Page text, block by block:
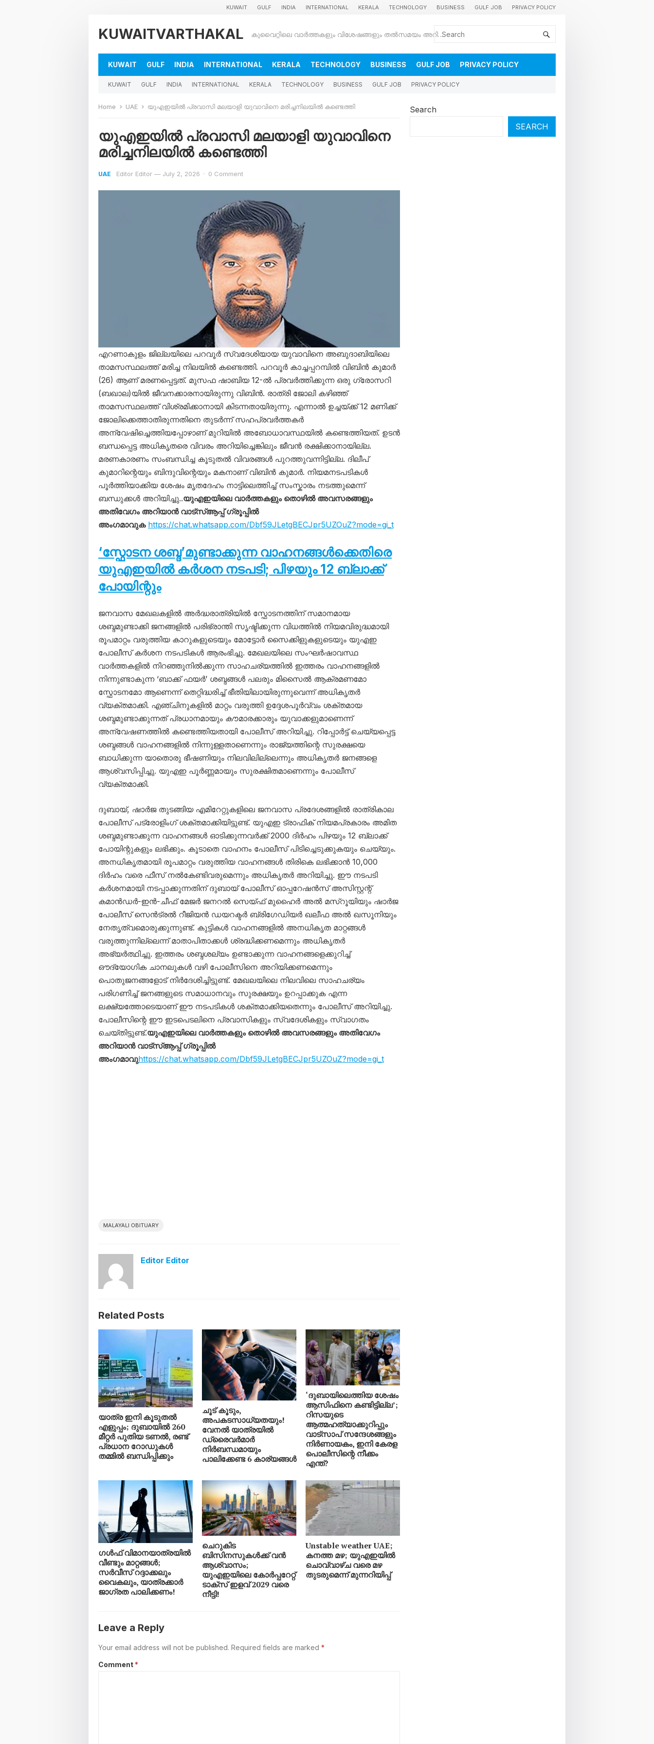
KUWAIT GULF INDIA INTERNATIONAL KERALA TECHNOLOGY BUSINESS GULF JOB PRIVACY POLICY
KUWAITVARTHAKAL കുവൈറ്റിലെ വാർത്തകളും വിശേഷങ്ങളും തൽസമയം അറിയാൻ
KUWAIT GULF INDIA INTERNATIONAL KERALA TECHNOLOGY BUSINESS GULF JOB PRIVACY POLICY
KUWAIT GULF INDIA INTERNATIONAL KERALA TECHNOLOGY BUSINESS GULF JOB PRIVACY POLICY
Home UAE യുഎഇയിൽ പ്രവാസി മലയാളി യുവാവിനെ മരിച്ചനിലയിൽ കണ്ടെത്തി
യുഎഇയിൽ പ്രവാസി മലയാളി യുവാവിനെ
മരിച്ചനിലയിൽ കണ്ടെത്തി
UAE Editor Editor — July 2, 2026 · 0 Comment
എറണാകുളം ജില്ലയിലെ പറവൂർ സ്വദേശിയായ യുവാവിനെ അബുദാബിയിലെ
താമസസ്ഥലത്ത് മരിച്ച നിലയിൽ കണ്ടെത്തി. പറവൂർ കാച്ചപ്പറമ്പിൽ വിബിൻ കുമാർ
(26) ആണ് മരണപ്പെട്ടത്. മുസഫ ഷാബിയ 12-ൽ പ്രവർത്തിക്കുന്ന ഒരു ഗ്രോസറി
(ബഖാല)യിൽ ജീവനക്കാരനായിരുന്നു വിബിൻ. രാത്രി ജോലി കഴിഞ്ഞ്
താമസസ്ഥലത്ത് വിശ്രമിക്കാനായി കിടന്നതായിരുന്നു. എന്നാൽ ഉച്ചയ്ക്ക് 12 മണിക്ക്
ജോലിക്കെത്താതിരുന്നതിനെ തുടർന്ന് സഹപ്രവർത്തകർ
അന്വേഷിച്ചെത്തിയപ്പോഴാണ് മുറിയിൽ അബോധാവസ്ഥയിൽ കണ്ടെത്തിയത്. ഉടൻ
ബന്ധപ്പെട്ട അധികൃതരെ വിവരം അറിയിച്ചെങ്കിലും ജീവൻ രക്ഷിക്കാനായില്ല.
മരണകാരണം സംബന്ധിച്ച കൂടുതൽ വിവരങ്ങൾ പുറത്തുവന്നിട്ടില്ല. ദിലീപ്
കുമാറിന്റെയും ബിന്ദുവിന്റെയും മകനാണ് വിബിൻ കുമാർ. നിയമനടപടികൾ
പൂർത്തിയാക്കിയ ശേഷം മൃതദേഹം നാട്ടിലെത്തിച്ച് സംസ്കാരം നടത്തുമെന്ന്
ബന്ധുക്കൾ അറിയിച്ചു..യുഎഇയിലെ വാർത്തകളും തൊഴിൽ അവസരങ്ങളും
അതിവേഗം അറിയാൻ വാട്സ്ആപ്പ് ഗ്രൂപ്പിൽ
അംഗമാവുക https://chat.whatsapp.com/Dbf59JLetgBECJpr5UZOuZ?mode=gi_t
‘സ്ഫോടന ശബ്ദ’മുണ്ടാക്കുന്ന വാഹനങ്ങൾക്കെതിരെ
യുഎഇയിൽ കർശന നടപടി; പിഴയും 12 ബ്ലാക്ക്
പോയിന്റും
ജനവാസ മേഖലകളിൽ അർദ്ധരാത്രിയിൽ സ്ഫോടനത്തിന് സമാനമായ
ശബ്ദമുണ്ടാക്കി ജനങ്ങളിൽ പരിഭ്രാന്തി സൃഷ്ടിക്കുന്ന വിധത്തിൽ നിയമവിരുദ്ധമായി
രൂപമാറ്റം വരുത്തിയ കാറുകളുടെയും മോട്ടോർ സൈക്കിളുകളുടെയും യുഎഇ
പോലീസ് കർശന നടപടികൾ ആരംഭിച്ചു. മേഖലയിലെ സംഘർഷാവസ്ഥ
വാർത്തകളിൽ നിറഞ്ഞുനിൽക്കുന്ന സാഹചര്യത്തിൽ ഇത്തരം വാഹനങ്ങളിൽ
നിന്നുണ്ടാകുന്ന ‘ബാക്ക് ഫയർ’ ശബ്ദങ്ങൾ പലരും മിസൈൽ ആക്രമണമോ
സ്ഫോടനമോ ആണെന്ന് തെറ്റിദ്ധരിച്ച് ഭീതിയിലായിരുന്നുവെന്ന് അധികൃതർ
വ്യക്തമാക്കി. എഞ്ചിനുകളിൽ മാറ്റം വരുത്തി ഉദ്ദേശപൂർവ്വം ശക്തമായ
ശബ്ദമുണ്ടാക്കുന്നത് പ്രധാനമായും കൗമാരക്കാരും യുവാക്കളുമാണെന്ന്
അന്വേഷണത്തിൽ കണ്ടെത്തിയതായി പോലീസ് അറിയിച്ചു. റിപ്പോർട്ട് ചെയ്യപ്പെട്ട
ശബ്ദങ്ങൾ വാഹനങ്ങളിൽ നിന്നുള്ളതാണെന്നും രാജ്യത്തിന്റെ സുരക്ഷയെ
ബാധിക്കുന്ന യാതൊരു ഭീഷണിയും നിലവിലില്ലെന്നും അധികൃതർ ജനങ്ങളെ
ആശ്വസിപ്പിച്ചു. യുഎഇ പൂർണ്ണമായും സുരക്ഷിതമാണെന്നും പോലീസ്
വ്യക്തമാക്കി.
ദുബായ്, ഷാർജ തുടങ്ങിയ എമിറേറ്റുകളിലെ ജനവാസ പ്രദേശങ്ങളിൽ രാത്രികാല
പോലീസ് പട്രോളിംഗ് ശക്തമാക്കിയിട്ടുണ്ട്. യുഎഇ ട്രാഫിക് നിയമപ്രകാരം അമിത
ശബ്ദമുണ്ടാക്കുന്ന വാഹനങ്ങൾ ഓടിക്കുന്നവർക്ക് 2000 ദിർഹം പിഴയും 12 ബ്ലാക്ക്
പോയിന്റുകളും ലഭിക്കും. കൂടാതെ വാഹനം പോലീസ് പിടിച്ചെടുക്കുകയും ചെയ്യും.
അനധികൃതമായി രൂപമാറ്റം വരുത്തിയ വാഹനങ്ങൾ തിരികെ ലഭിക്കാൻ 10,000
ദിർഹം വരെ ഫീസ് നൽകേണ്ടിവരുമെന്നും അധികൃതർ അറിയിച്ചു. ഈ നടപടി
കർശനമായി നടപ്പാക്കുന്നതിന് ദുബായ് പോലീസ് ഓപ്പറേഷൻസ് അസിസ്റ്റന്റ്
കമാൻഡർ-ഇൻ-ചീഫ് മേജർ ജനറൽ സെയ്ഫ് മുഹൈർ അൽ മസ്‌റൂയിയും ഷാർജ
പോലീസ് സെൻട്രൽ റീജിയൻ ഡയറക്ടർ ബ്രിഗേഡിയർ ഖലീഫ അൽ ഖസൂനിയും
നേതൃത്വമൊരുക്കുന്നുണ്ട്. കുട്ടികൾ വാഹനങ്ങളിൽ അനധികൃത മാറ്റങ്ങൾ
വരുത്തുന്നില്ലെന്ന് മാതാപിതാക്കൾ ശ്രദ്ധിക്കണമെന്നും അധികൃതർ
അഭ്യർത്ഥിച്ചു. ഇത്തരം ശബ്ദശല്യം ഉണ്ടാക്കുന്ന വാഹനങ്ങളെക്കുറിച്ച്
ഔദ്യോഗിക ചാനലുകൾ വഴി പോലീസിനെ അറിയിക്കണമെന്നും
പൊതുജനങ്ങളോട് നിർദേശിച്ചിട്ടുണ്ട്. മേഖലയിലെ നിലവിലെ സാഹചര്യം
പരിഗണിച്ച് ജനങ്ങളുടെ സമാധാനവും സുരക്ഷയും ഉറപ്പാക്കുക എന്ന
ലക്ഷ്യത്തോടെയാണ് ഈ നടപടികൾ ശക്തമാക്കിയതെന്നും പോലീസ് അറിയിച്ചു.
പോലീസിന്റെ ഈ ഇടപെടലിനെ പ്രവാസികളും സ്വദേശികളും സ്വാഗതം
ചെയ്തിട്ടുണ്ട്.യുഎഇയിലെ വാർത്തകളും തൊഴിൽ അവസരങ്ങളും അതിവേഗം
അറിയാൻ വാട്സ്ആപ്പ് ഗ്രൂപ്പിൽ
അംഗമാവുhttps://chat.whatsapp.com/Dbf59JLetgBECJpr5UZOuZ?mode=gi_t
MALAYALI OBITUARY
Editor Editor
Related Posts
യാത്ര ഇനി കൂടുതൽ
എളുപ്പം; ദുബായിൽ 260
മീറ്റർ പുതിയ ടണൽ, രണ്ട്
പ്രധാന റോഡുകൾ
തമ്മിൽ ബന്ധിപ്പിക്കും
ചൂട് കൂടും,
അപകടസാധ്യതയും!
വേനൽ യാത്രയിൽ
ഡ്രൈവർമാർ
നിർബന്ധമായും
പാലിക്കേണ്ട 6 കാര്യങ്ങൾ
‘ദുബായിലെത്തിയ ശേഷം
ആസിഫിനെ കണ്ടിട്ടില്ല’;
റിസയുടെ
ആത്മഹത്യാക്കുറിപ്പും
വാട്സാപ് സന്ദേശങ്ങളും
നിർണായകം, ഇനി കേരള
പൊലീസിന്റെ നീക്കം
എന്ത്?
ഗൾഫ് വിമാനയാത്രയിൽ
വീണ്ടും മാറ്റങ്ങൾ;
സർവീസ് റദ്ദാക്കലും
വൈകലും, യാത്രക്കാർ
ജാഗ്രത പാലിക്കണം!
ചെറുകിട
ബിസിനസുകൾക്ക് വൻ
ആശ്വാസം;
യുഎഇയിലെ കോർപ്പറേറ്റ്
ടാക്സ് ഇളവ് 2029 വരെ
നീട്ടി!
Unstable weather UAE;
കനത്ത മഴ; യുഎഇയിൽ
ചൊവ്വാഴ്ച വരെ മഴ
തുടരുമെന്ന് മുന്നറിയിപ്പ്
Leave a Reply
Your email address will not be published. Required fields are marked *
Comment *
Search
SEARCH